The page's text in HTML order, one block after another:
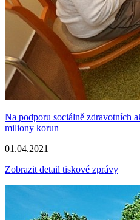
Na podporu sociálně zdravotních
miliony korun
01.04.2021
Zobrazit detail tiskové zprávy